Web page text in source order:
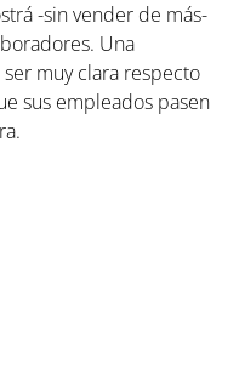
-sin vender de más-
Una
muy clara respecto
sus empleados pasen